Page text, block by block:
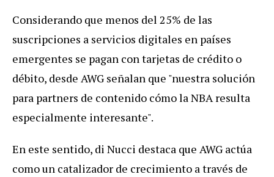
Considerando que menos del 25% de las
suscripciones a servicios digitales en países
emergentes se pagan con tarjetas de crédito o
débito, desde AWG señalan que "nuestra solución
para partners de contenido cómo la NBA resulta
especialmente interesante".
En este sentido, di Nucci destaca que AWG actúa
como un catalizador de crecimiento a través de